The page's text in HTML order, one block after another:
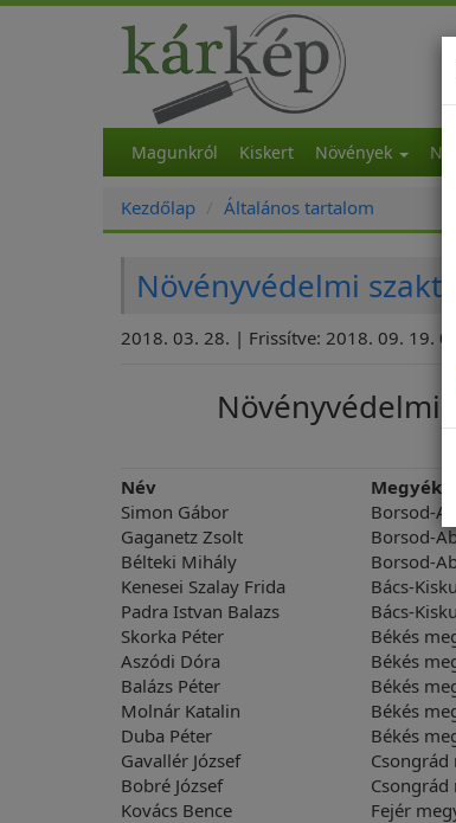
Magunkról Kiskert Növények
Kezdőlap Általános tartalom
Növényvédelmi
2018. 03. 28. | Frissítve: 2018. 09. 19.
Növényvédelmi
Név Megyék
Simon Gábor
Borsod-
Gaganetz Zsolt
Borsod-
Bélteki Mihály
Borsod-
Kenesei Szalay Frida
Bács-
Padra Istvan Balazs
Bács-
Skorka Péter
Békés
Aszódi Dóra
Békés
Balázs Péter
Békés
Molnár Katalin
Békés
Duba Péter
Békés
Gavallér József
Csongrád
Bobré József
Csongrád
Kovács Bence
Fejér